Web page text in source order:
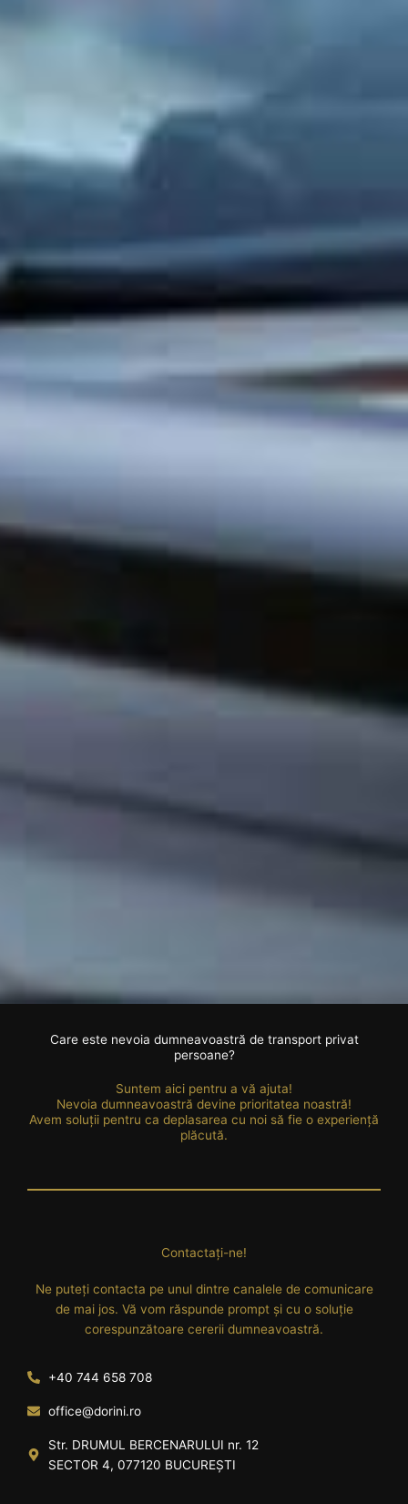
Care este nevoia dumneavoastră de transport privat
persoane?
Suntem aici pentru a vă ajuta!
Nevoia dumneavoastră devine prioritatea noastră!
Avem soluții pentru ca deplasarea cu noi să fie o experiență
plăcută.
Contactați-ne!
Ne puteți contacta pe unul dintre canalele de comunicare
de mai jos. Vă vom răspunde prompt și cu o soluție
corespunzătoare cererii dumneavoastră.
+40 744 658 708
office@dorini.ro
Str. DRUMUL BERCENARULUI nr. 12
SECTOR 4, 077120 BUCUREȘTI